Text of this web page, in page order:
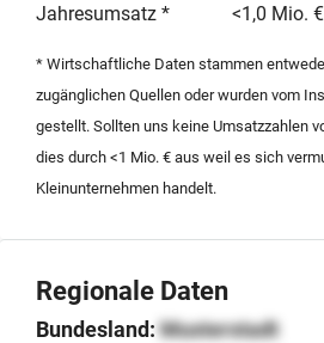
Jahresumsatz * <1,0 Mio. €
* Wirtschaftliche Daten stammen
zugänglichen Quellen oder wurden vom
gestellt. Sollten uns keine Umsatzzahlen
dies durch <1 Mio. € aus weil es sich
Kleinunternehmen handelt.
Regionale Daten
Bundesland:Musterstadt